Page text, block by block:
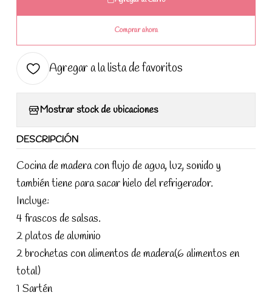
Comprar ahora
Agregar a la lista de favoritos
Mostrar stock de ubicaciones
DESCRIPCIÓN
Cocina de madera con flujo de agua, luz, sonido y
también tiene para sacar hielo del refrigerador.
Incluye:
4 frascos de salsas.
2 platos de aluminio
2 brochetas con alimentos de madera(6 alimentos en
total)
1 Sartén